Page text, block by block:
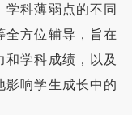
学科薄弱点的不同
全方位辅导，旨在
学科成绩，以及
影响学生成长中的